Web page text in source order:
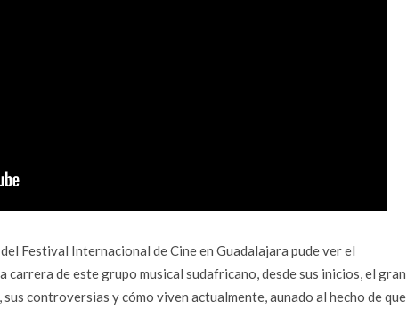
Festival Internacional de Cine en Guadalajara pude ver el
de este grupo musical sudafricano, desde sus inicios, el gran
sus controversias y cómo viven actualmente, aunado al hecho de que